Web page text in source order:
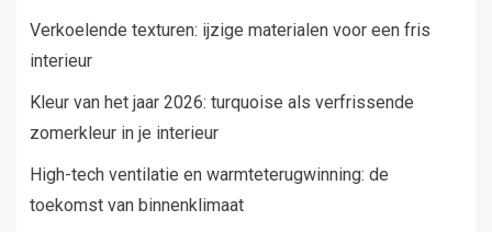
Verkoelende texturen: ijzige materialen voor een fris
interieur
Kleur van het jaar 2026: turquoise als verfrissende
zomerkleur in je interieur
High-tech ventilatie en warmteterugwinning: de
toekomst van binnenklimaat